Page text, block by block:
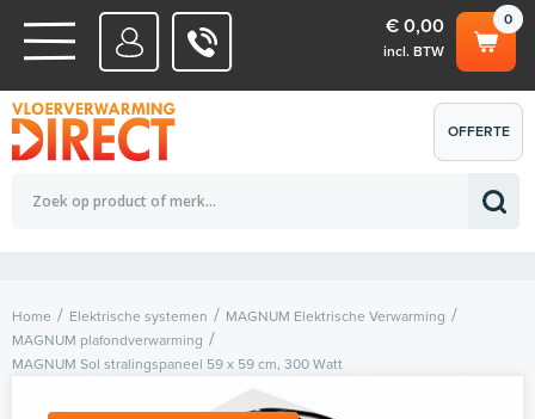
WATERSYSTEMEN
ELEKTRISCHE SYSTEMEN
0
€ 0,00
incl. BTW
Totaalbedrag (incl. BTW) € 0,00
OFFERTE
AANVRAGEN
Home Elektrische systemen
MAGNUM Elektrische Verwarming
MAGNUM plafondverwarming
MAGNUM Sol stralingspaneel 59 x 59 cm, 300 Watt